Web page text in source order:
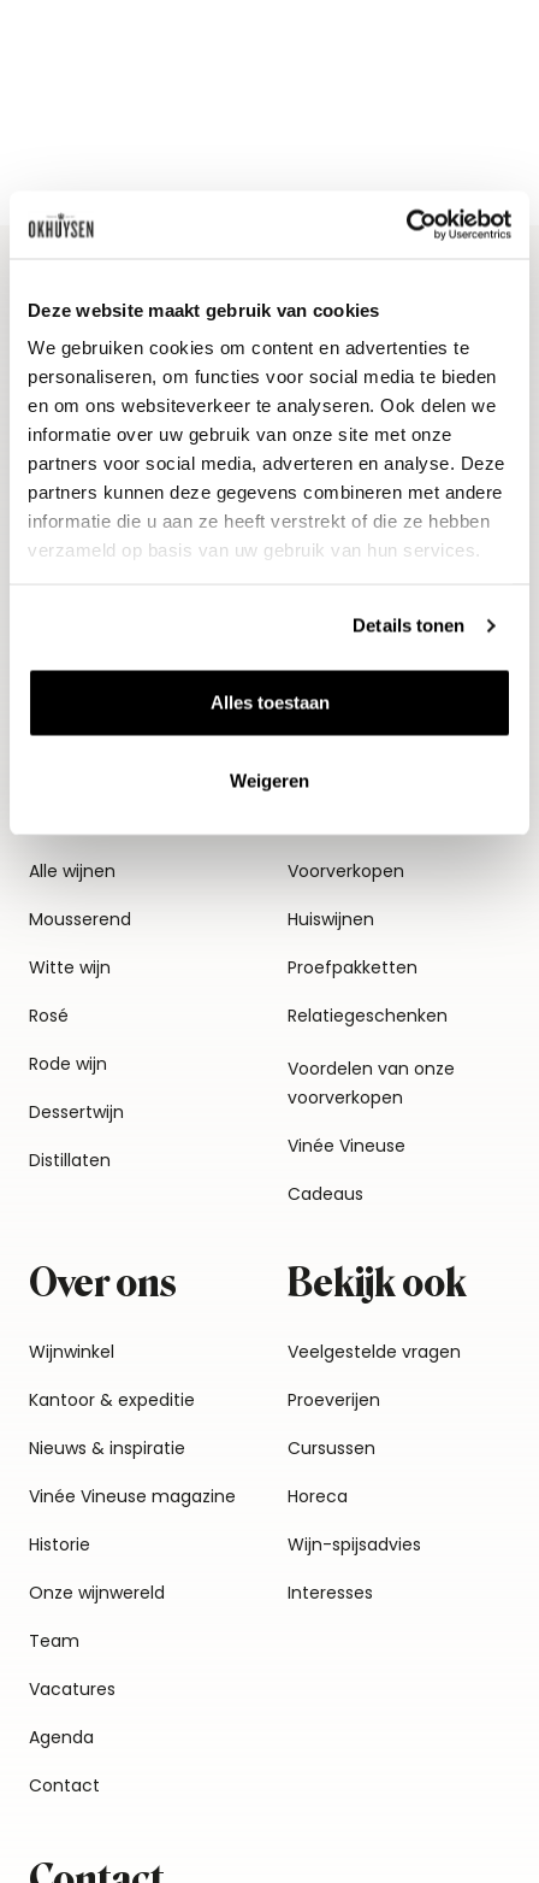
Deze website maakt gebruik van cookies
We gebruiken cookies om content en advertenties te
personaliseren, om functies voor social media te bieden
en om ons websiteverkeer te analyseren. Ook delen we
informatie over uw gebruik van onze site met onze
partners voor social media, adverteren en analyse. Deze
partners kunnen deze gegevens combineren met andere
informatie die u aan ze heeft verstrekt of die ze hebben
verzameld op basis van uw gebruik van hun services.
Details tonen
Alles toestaan
Weigeren
Blijf op de hoogte
Ontvang het laatste wijnnieuws, proeverijen en
evenementen
E-mailadres
Aanmelden
Alle wijnen
Mousserend
Witte wijn
Rosé
Rode wijn
Dessertwijn
Distillaten
Thema's
Voorverkopen
Huiswijnen
Proefpakketten
Relatiegeschenken
Voordelen van onze
voorverkopen
Vinée Vineuse
Cadeaus
Over ons
Wijnwinkel
Kantoor & expeditie
Nieuws & inspiratie
Vinée Vineuse magazine
Historie
Onze wijnwereld
Team
Vacatures
Agenda
Contact
Bekijk ook
Veelgestelde vragen
Proeverijen
Cursussen
Horeca
Wijn-spijsadvies
Interesses